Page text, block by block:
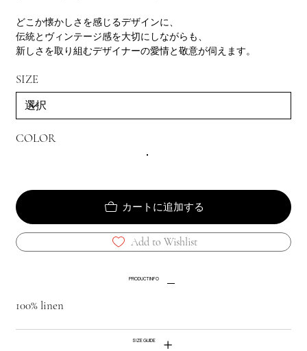
どこか懐かしさを感じるデザインに、
伝統とヴィンテージ感を大切にしながらも、
新しさを取り組むデザイナーの愛情と敬意が伺えます。
SIZE
COLOR
カートに追加する
Add to Wishlist
PRODUCT INFO
100% linen
SIZE GUIDE